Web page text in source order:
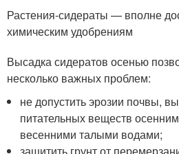
Растения-сидераты — вполне
химическим удобрениям
Высадка сидератов осенью
несколько важных проблем:
не допустить эрозии почвы,
питательных веществ
весенними талыми водами;